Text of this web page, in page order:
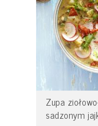
Zupa
sadzonym